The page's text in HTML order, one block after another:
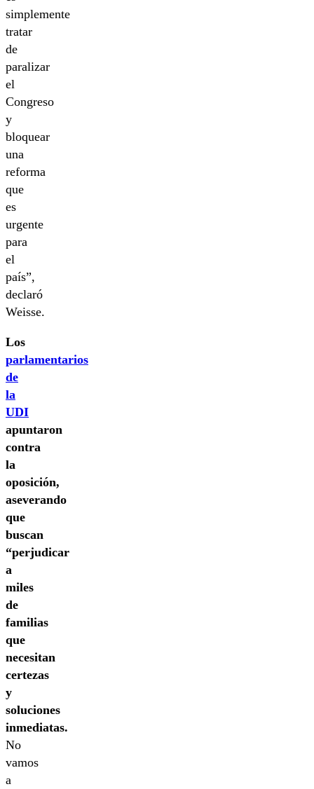
simplemente
tratar
de
paralizar
el
Congreso
y
bloquear
una
reforma
que
es
urgente
para
el
país”,
declaró
Weisse.
Los
parlamentarios
de
la
UDI
apuntaron
contra
la
oposición,
aseverando
que
buscan
“perjudicar
a
miles
de
familias
que
necesitan
certezas
y
soluciones
inmediatas.
No
vamos
a